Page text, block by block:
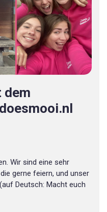
dem
Wir sind eine sehr
gerne feiern, und unser
Deutsch: Macht euch